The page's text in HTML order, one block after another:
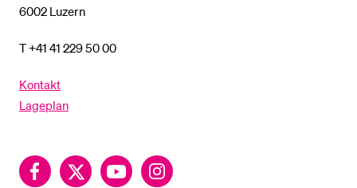
6002 Luzern
T +41 41 229 50 00
Kontakt
Lageplan
FacebookTwitter YouTubeInstagram